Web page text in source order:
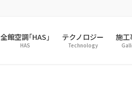
全館空調｢HAS｣
HAS
テクノロジー
Technology
施工